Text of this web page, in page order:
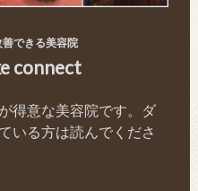
できる美容院
connect
得意な美容院です。ダ
いる方は読んでくださ